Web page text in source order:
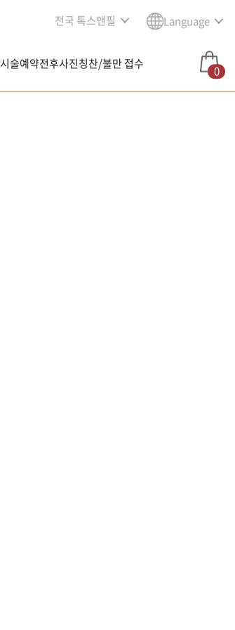
전국 톡스앤필 Language
시술예약전후사진칭찬/불만 접수 0